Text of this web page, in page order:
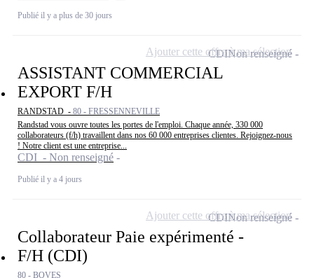
Publié il y a plus de 30 jours
ASSISTANT COMMERCIAL
EXPORT F/H
RANDSTAD - 80 - FRESSENNEVILLE
Randstad vous ouvre toutes les portes de l'emploi. Chaque année, 330 000
collaborateurs (f/h) travaillent dans nos 60 000 entreprises clientes. Rejoignez-nous
! Notre client est une entreprise...
CDI - Non renseigné
Publié il y a 4 jours
CDINon renseigné
Ajouter cette offre à ma sélection
Collaborateur Paie expérimenté -
F/H (CDI)
80 - BOVES
CDINon renseigné
Ajouter cette offre à ma sélection